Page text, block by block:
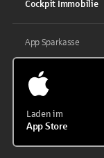
Cockpit Immobilie
App Sparkasse
Laden im
App Store